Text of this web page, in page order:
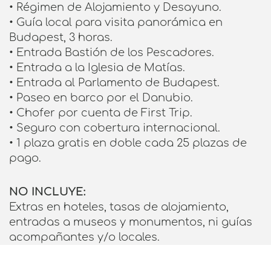
• Régimen de Alojamiento y Desayuno.
• Guía local para visita panorámica en
Budapest, 3 horas.
• Entrada Bastión de los Pescadores.
• Entrada a la Iglesia de Matías.
• Entrada al Parlamento de Budapest.
• Paseo en barco por el Danubio.
• Chofer por cuenta de First Trip.
• Seguro con cobertura internacional.
• 1 plaza gratis en doble cada 25 plazas de
pago.
NO INCLUYE:
Extras en hoteles, tasas de alojamiento,
entradas a museos y monumentos, ni guías
acompañantes y/o locales.